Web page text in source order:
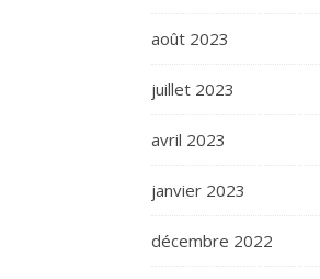
août 2023
juillet 2023
avril 2023
janvier 2023
décembre 2022